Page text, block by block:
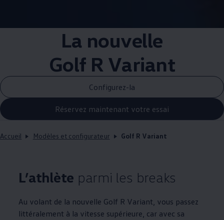
La nouvelle
Golf R Variant
Configurez-la
Réservez maintenant votre essai
Accueil Modèles et configurateur Golf R Variant
L’athlète parmi les breaks
Au volant de la nouvelle Golf R Variant, vous passez
littéralement à la vitesse supérieure, car avec sa